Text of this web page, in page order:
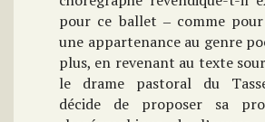
pour ce ballet ‒ comme
une appartenance au genre
plus, en revenant au texte
le drame pastoral du
décide de proposer sa